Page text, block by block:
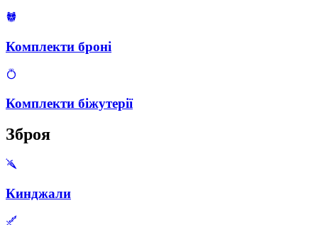
Комплекти броні
Комплекти біжутерії
Зброя
Кинджали